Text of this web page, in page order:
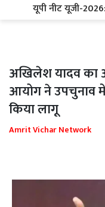
यूपी नीट यूजी-
अखिलेश यादव का
आयोग ने उपचुनाव
किया लागू
Amrit Vichar Network